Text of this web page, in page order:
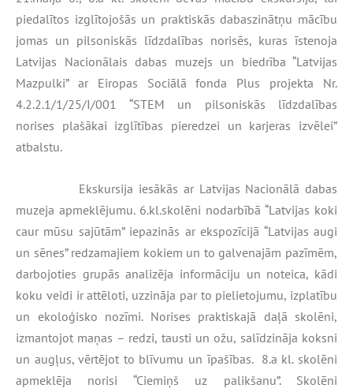
piedalītos izglītojošās un praktiskās dabaszinātņu mācību
jomas un pilsoniskās līdzdalības norisēs, kuras īstenoja
Latvijas Nacionālais dabas muzejs un biedrība “Latvijas
Mazpulki” arEiropas Sociālā fonda Plus projekta Nr.
4.2.2.1/1/25/I/001 “STEM un pilsoniskās līdzdalības
norises plašākai izglītības pieredzei un karjeras izvēlei”
atbalstu.
Ekskursija iesākās ar Latvijas Nacionālā dabas
muzeja apmeklējumu. 6.kl.skolēni nodarbībā “Latvijas koki
caur mūsu sajūtām” iepazinās ar ekspozīcijā “Latvijas augi
un sēnes” redzamajiem kokiem un to galvenajām pazīmēm,
darbojoties grupās analizēja informāciju un noteica, kādi
koku veidi ir attēloti, uzzināja par to pielietojumu, izplatību
un ekoloģisko nozīmi. Norises praktiskajā daļā skolēni,
izmantojot maņas – redzi, tausti un ožu, salīdzināja koksni
un augļus, vērtējot to blīvumu un īpašības. 8.a kl. skolēni
apmeklēja norisi “Ciemiņš uz palikšanu”. Skolēni